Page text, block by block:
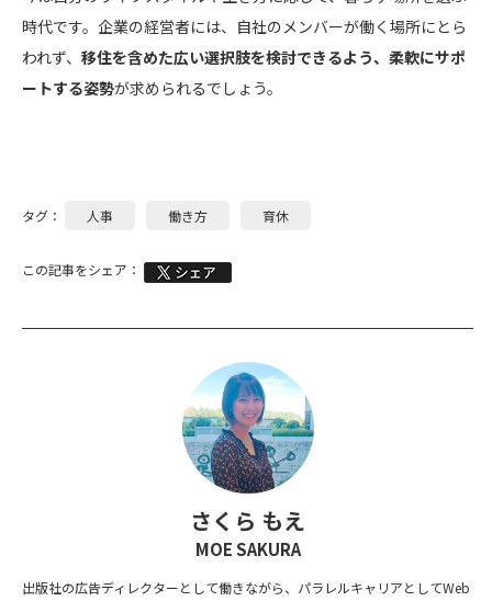
時代です。企業の経営者には、自社のメンバーが働く場所にとら
われず、 移住を含めた広い選択肢を検討できるよう、柔軟にサポ
ートする姿勢が求められるでしょう。
タグ： 人事 働き方 育休
この記事をシェア：
さくら もえ
MOE SAKURA
出版社の広告ディレクターとして働きながら、パラレルキャリアとしてWeb